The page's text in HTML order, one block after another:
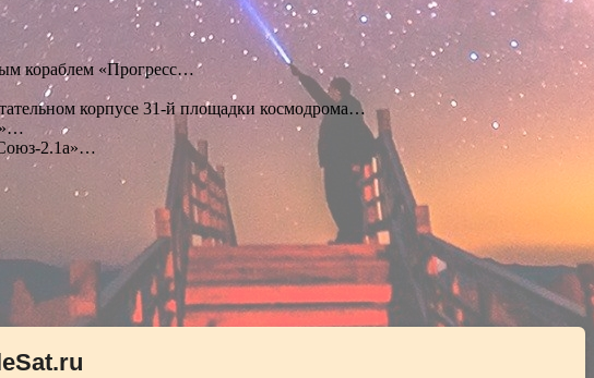
кораблем «Прогресс…
корпусе 31-й площадки космодрома…
2.1а»…